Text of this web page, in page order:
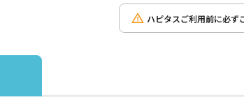
ハピタスご利用前に必ず